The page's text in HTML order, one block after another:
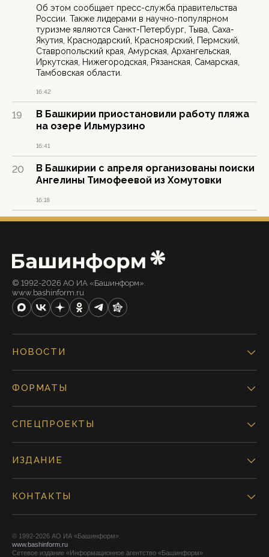
Об этом сообщает пресс-служба правительства
России. Также лидерами в научно-популярном
туризме являются Санкт-Петербург, Тыва, Саха-
Якутия, Краснодарский, Красноярский, Пермский,
Ставропольский края, Амурская, Архангельская,
Иркутская, Нижегородская, Рязанская, Самарская,
Тамбовская области.
16:42
19
В Башкирии приостановили работу пляжа
на озере Ильмурзино
16:41
20
В Башкирии с апреля организованы поиски
Ангелины Тимофеевой из Хомутовки
16:18
© 1992-2026 АО ИА «Башинформ».
www.bashinform.ru
НОВОСТИ
ФОРМАТЫ
СПЕЦПРОЕКТЫ
ИЗДАНИЕ
КОНТАКТЫ
© 1992-2026 АО ИА «Башинформ».
www.bashinform.ru
Сетевое издание «Информационное агентство «Башинформ»